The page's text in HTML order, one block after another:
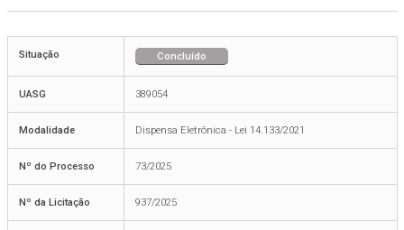
Situação Concluído
UASG 389054
Modalidade Dispensa Eletrônica - Lei 14.133/2021
Nº do Processo 73/2025
Nº da Licitação 937/2025